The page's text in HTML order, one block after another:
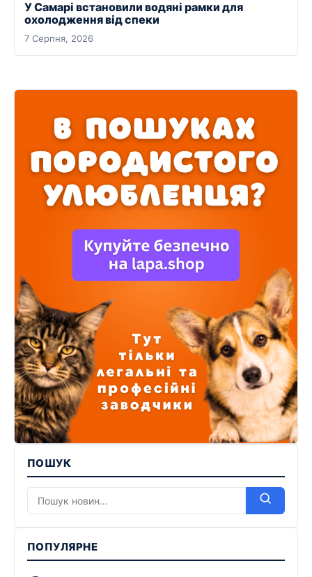
У Самарі встановили водяні рамки для
охолодження від спеки
7 Серпня, 2026
ПОШУК
ПОПУЛЯРНЕ